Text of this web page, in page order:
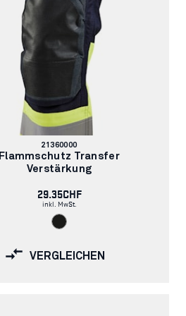
Artikelnummer:
21360000
Flammschutz Transfer
Verstärkung
29.35CHF
inkl. MwSt.
VERGLEICHEN